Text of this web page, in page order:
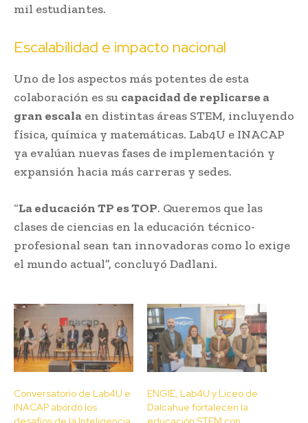
mil estudiantes.
Escalabilidad e impacto nacional
Uno de los aspectos más potentes de esta
colaboración es su capacidad de replicarse a
gran escala en distintas áreas STEM, incluyendo
física, química y matemáticas. Lab4U e INACAP
ya evalúan nuevas fases de implementación y
expansión hacia más carreras y sedes.
“La educación TP es TOP. Queremos que las
clases de ciencias en la educación técnico-
profesional sean tan innovadoras como lo exige
el mundo actual”, concluyó Dadlani.
Conversatorio de Lab4U e
INACAP abordó los
ENGIE, Lab4U y Liceo de
Dalcahue fortalecen la